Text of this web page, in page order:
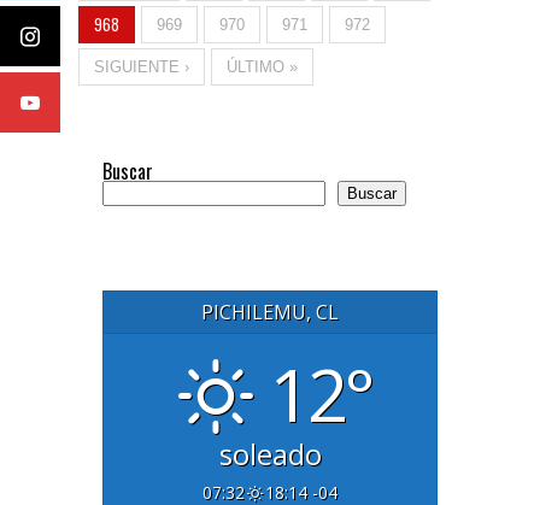
968 969 970 971 972
SIGUIENTE › ÚLTIMO »
Buscar
Buscar
PICHILEMU, CL
12°
soleado
07:32 18:14 -04